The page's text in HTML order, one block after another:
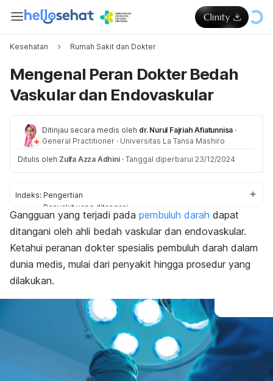
Kesehatan Rumah Sakit dan Dokter
Mengenal Peran Dokter Bedah
Vaskular dan Endovaskular
Ditinjau secara medis oleh dr. Nurul Fajriah Afiatunnisa ·
General Practitioner · Universitas La Tansa Mashiro
Ditulis oleh Zulfa Azza Adhini · Tanggal diperbarui 23/12/2024
Indeks: Pengertian
Penyakit yang ditangani
Pengobatan
Kapan harus ke dokter?
Gangguan yang terjadi pada pembuluh darah dapat
ditangani oleh ahli bedah vaskular dan endovaskular.
Ketahui peranan dokter spesialis pembuluh darah dalam
dunia medis, mulai dari penyakit hingga prosedur yang
dilakukan.